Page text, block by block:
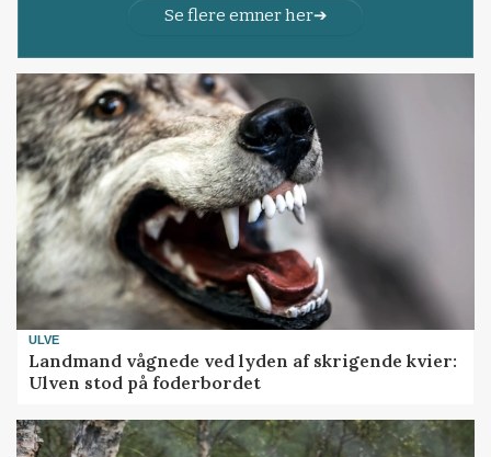
Se flere emner her
ULVE
Landmand vågnede ved lyden af skrigende kvier:
Ulven stod på foderbordet